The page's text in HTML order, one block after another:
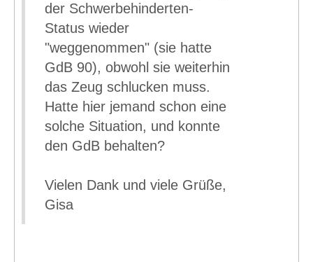
der Schwerbehinderten-
Status wieder
"weggenommen" (sie hatte
GdB 90), obwohl sie weiterhin
das Zeug schlucken muss.
Hatte hier jemand schon eine
solche Situation, und konnte
den GdB behalten?
Vielen Dank und viele Grüße,
Gisa